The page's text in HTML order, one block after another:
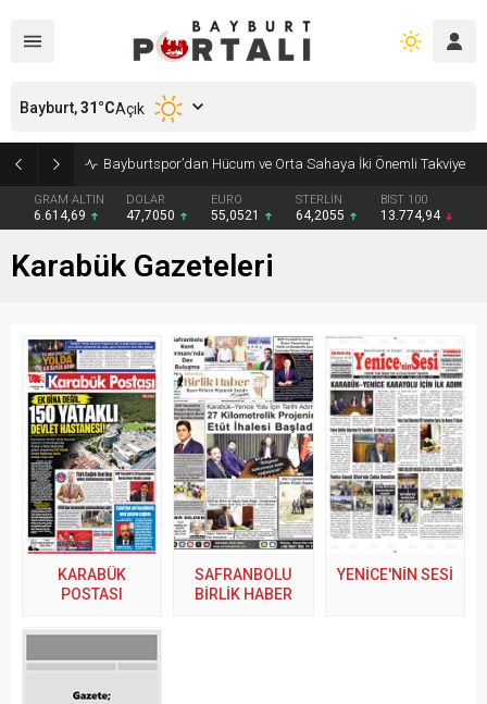
Bayburtspor’dan Hücum ve Orta Sahaya İki Önemli Takviye
GRAM ALTIN
6.614,69
DOLAR
47,7050
EURO
55,0521
STERLİN
64,2055
BIST 100
13.774,94
Bayburt,31 °CAçık
Karabük Gazeteleri
KARABÜK
POSTASI
SAFRANBOLU
BİRLİK HABER
YENİCE'NİN SESİ